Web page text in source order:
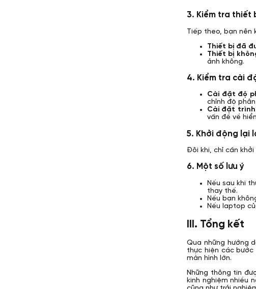
3. Kiểm tra thiết
Tiếp theo, bạn nên
Thiết bị đã
Thiết bị
ảnh không.
4. Kiểm tra cài
Cài đặt độ
chỉnh độ
Cài đặt trình
vấn đề về
5. Khởi động lại
Đôi khi, chỉ cần
6. Một số lưu ý
Nếu sau khi
thay thế.
Nếu bạn
Nếu laptop
III. Tổng kết
Qua những hướng
thực hiện các
màn hình lớn.
Những thông tin
kinh nghiệm nhiều